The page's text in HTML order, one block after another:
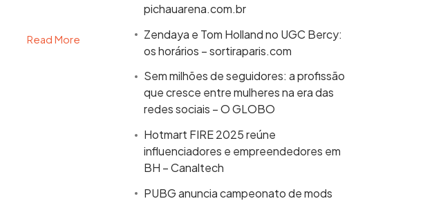
Read More
pichauarena.com.br
Zendaya e Tom Holland no UGC Bercy:
os horários – sortiraparis.com
Sem milhões de seguidores: a profissão
que cresce entre mulheres na era das
redes sociais – O GLOBO
Hotmart FIRE 2025 reúne
influenciadores e empreendedores em
BH – Canaltech
PUBG anuncia campeonato de mods